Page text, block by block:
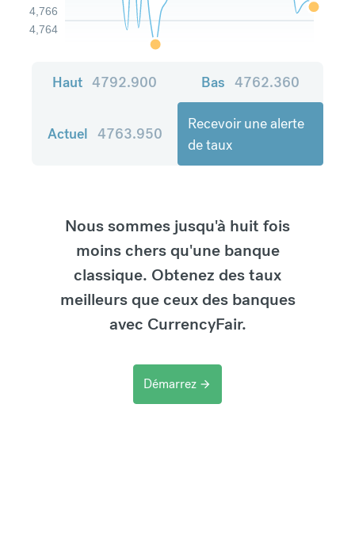
4,764
4,766
Haut 4792.900 Bas 4762.360
Actuel 4763.950
Recevoir une alerte
de taux
Nous sommes jusqu'à huit fois
moins chers qu'une banque
classique. Obtenez des taux
meilleurs que ceux des banques
avec CurrencyFair.
Démarrez arrow_forward